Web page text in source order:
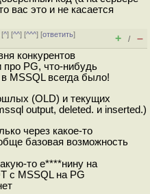
вас это и не касается
[^] [^^] [^^^] [ответить]
+ / –
конкурентов
про PG, что-нибудь
MSSQL всегда было!
(OLD) и текущих
output, deleted. и inserted.)
через какое-то
базовая возможность
то е****нину на
с MSSQL на PG